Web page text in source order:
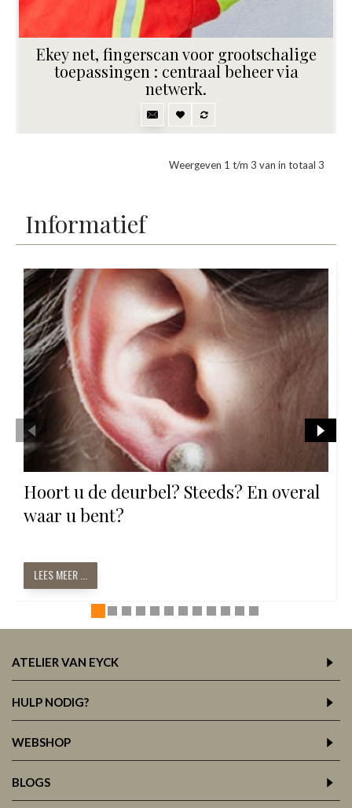
Ekey net, fingerscan voor grootschalige
toepassingen : centraal beheer via
netwerk.
Weergeven 1 t/m 3 van in totaal 3
Informatief
Hoort u de deurbel? Steeds? En overal
waar u bent?
LEES MEER ...
ATELIER VAN EYCK
HULP NODIG?
WEBSHOP
BLOGS